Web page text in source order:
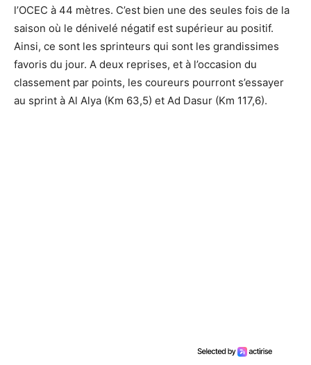
l’OCEC à 44 mètres. C’est bien une des seules fois de la
saison où le dénivelé négatif est supérieur au positif.
Ainsi, ce sont les sprinteurs qui sont les grandissimes
favoris du jour. A deux reprises, et à l’occasion du
classement par points, les coureurs pourront s’essayer
au sprint à Al Alya (Km 63,5) et Ad Dasur (Km 117,6).